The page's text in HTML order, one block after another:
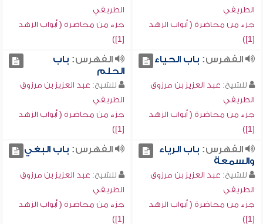
الطريفي
جزء من محاضرة ( أبواب الزهد
[1])
الطريفي
جزء من محاضرة ( أبواب الزهد
[1])
الفهرس: باب الحياء
للشيخ: عبد العزيز بن مرزوق
الطريفي
جزء من محاضرة ( أبواب الزهد
[1])
الفهرس: باب
الحلم
للشيخ: عبد العزيز بن مرزوق
الطريفي
جزء من محاضرة ( أبواب الزهد
[1])
الفهرس: باب الرياء
والسمعة
للشيخ: عبد العزيز بن مرزوق
الطريفي
جزء من محاضرة ( أبواب الزهد
[1])
الفهرس: باب البغي
للشيخ: عبد العزيز بن مرزوق
الطريفي
جزء من محاضرة ( أبواب الزهد
[1])